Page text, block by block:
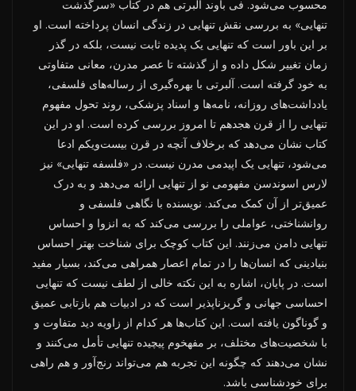
محسوب می‌شود. فی باوند آلبرتی هم در کتاب «سرگذشت
تنهایی» به بررسی نقش تنهایی در زندگی انسان پرداخته است. او
بر این باور است که تنهایی یک پدیده ثابت نیست، بلکه در گذر
زمان تغییر شکل داده و از گذشته تا عصر مدرن، معانی متفاوتی
به خود گرفته است. آلبرتی با بهره‌گیری از رساله‌های فلسفی،
یادداشت‌های روزانه، نامه‌ها و اسناد پزشکی، روند تحول مفهوم
تنهایی را از قرن هجدهم تا امروز بررسی کرده است. او در این
کتاب نشان می‌دهد که برخلاف آنچه در قرن بیست‌ویکم ادعا
می‌شود، تنهایی یک اپیدمی مدرن نیست. در «فلسفه تنهایی» نیز
لارس اسوندسن مفهومی نو از تنهایی ارائه می‌دهد و به درک
عمیق‌تر از آن کمک می‌کند. نویسنده با نگاهی فلسفی و
روانشناختی، عواملی را بررسی می‌کند که به انزوا و احساس
تنهایی دامن می‌زنند. این کتاب کوچک برای شناخت بهتر احساس
بنیادینی که انسان‌ها را در تمام اعصار همراهی می‌کند، بسیار مفید
است. در پایان، اشاره به این نکته خالی از لطف نیست که تنهایی
احساسی جهانی و گریزناپذیر است که در ادبیات هم بازتابی عمیق
و گوناگون یافته است. این کتاب‌ها هر کدام از زاویه دید متفاوت و
با شخصیت‌های مختلف، بر مفهخوم پیچیده تنهایی تأمل می‌کنند و
نشان می‌دهند که چگونه این تجربه هم می‌تواند رنج‌آور و هم راهی
برای خودشناسی باشد.